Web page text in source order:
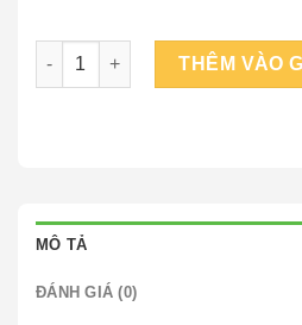
nước dừa tươi coconut 1L số
THÊM VÀO
MÔ TẢ
ĐÁNH GIÁ (0)